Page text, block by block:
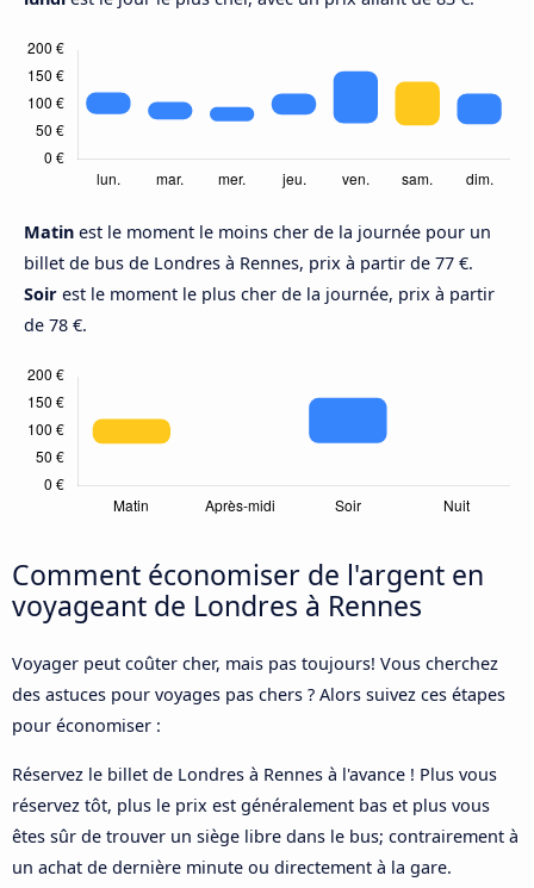
Matin est le moment le moins cher de la journée pour un
billet de bus de Londres à Rennes, prix à partir de 77 €.
Soir est le moment le plus cher de la journée, prix à partir
de 78 €.
Comment économiser de l'argent en
voyageant de Londres à Rennes
Voyager peut coûter cher, mais pas toujours! Vous cherchez
des astuces pour voyages pas chers ? Alors suivez ces étapes
pour économiser :
Réservez le billet de Londres à Rennes à l'avance ! Plus vous
réservez tôt, plus le prix est généralement bas et plus vous
êtes sûr de trouver un siège libre dans le bus; contrairement à
un achat de dernière minute ou directement à la gare.